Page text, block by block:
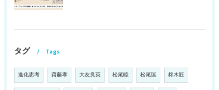
タグ Tags
進化思考 齋藤孝 大友良英 松尾睦 松尾匡 柊木匠